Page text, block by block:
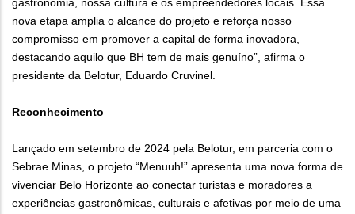
gastronomia, nossa cultura e os empreendedores locais. Essa
nova etapa amplia o alcance do projeto e reforça nosso
compromisso em promover a capital de forma inovadora,
destacando aquilo que BH tem de mais genuíno”, afirma o
presidente da Belotur, Eduardo Cruvinel.
Reconhecimento
Lançado em setembro de 2024 pela Belotur, em parceria com o
Sebrae Minas, o projeto “Menuuh!” apresenta uma nova forma de
vivenciar Belo Horizonte ao conectar turistas e moradores a
experiências gastronômicas, culturais e afetivas por meio de uma